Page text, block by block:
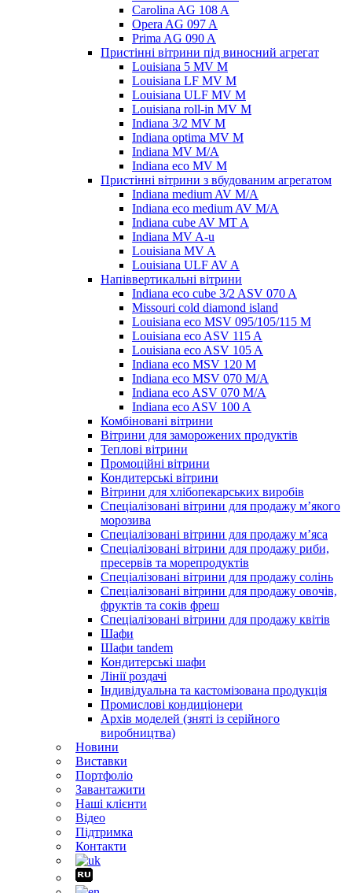
Carolina AG 108 A
Opera AG 097 A
Prima AG 090 A
Пристінні вітрини під виносний агрегат
Louisiana 5 MV M
Louisiana LF MV M
Louisiana ULF MV M
Louisiana roll-in MV M
Indiana 3/2 MV M
Indiana optima MV M
Indiana MV M/A
Indiana eco MV M
Пристінні вітрини з вбудованим агрегатом
Indiana medium AV M/A
Indiana eco medium AV M/A
Indiana cube AV MT A
Indiana MV A-u
Louisiana MV A
Louisiana ULF AV A
Напіввертикальні вітрини
Indiana eco cube 3/2 ASV 070 A
Missouri cold diamond island
Louisiana eco MSV 095/105/115 M
Louisiana eco ASV 115 A
Louisiana eco ASV 105 A
Indiana eco MSV 120 M
Indiana eco MSV 070 M/A
Indiana eco ASV 070 M/A
Indiana eco ASV 100 A
Комбіновані вітрини
Вітрини для заморожених продуктів
Теплові вітрини
Промоційні вітрини
Кондитерські вітрини
Вітрини для хлібопекарських виробів
Спеціалізовані вітрини для продажу м’якого
морозива
Спеціалізовані вітрини для продажу м’яса
Спеціалізовані вітрини для продажу риби,
пресервів та морепродуктів
Спеціалізовані вітрини для продажу солінь
Спеціалізовані вітрини для продажу овочів,
фруктів та соків фреш
Спеціалізовані вітрини для продажу квітів
Шафи
Шафи tandem
Кондитерські шафи
Лінії роздачі
Індивідуальна та кастомізована продукція
Промислові кондиціонери
Архів моделей (зняті із серійного
виробництва)
Новини
Виставки
Портфоліо
Завантажити
Наші клієнти
Відео
Підтримка
Контакти